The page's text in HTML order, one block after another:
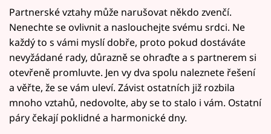
Partnerské vztahy může narušovat někdo zvenčí.
Nenechte se ovlivnit a naslouchejte svému srdci. Ne
každý to s vámi myslí dobře, proto pokud dostáváte
nevyžádané rady, důrazně se ohraďte a s partnerem si
otevřeně promluvte. Jen vy dva spolu naleznete řešení
a věřte, že se vám uleví. Závist ostatních již rozbila
mnoho vztahů, nedovolte, aby se to stalo i vám. Ostatní
páry čekají poklidné a harmonické dny.